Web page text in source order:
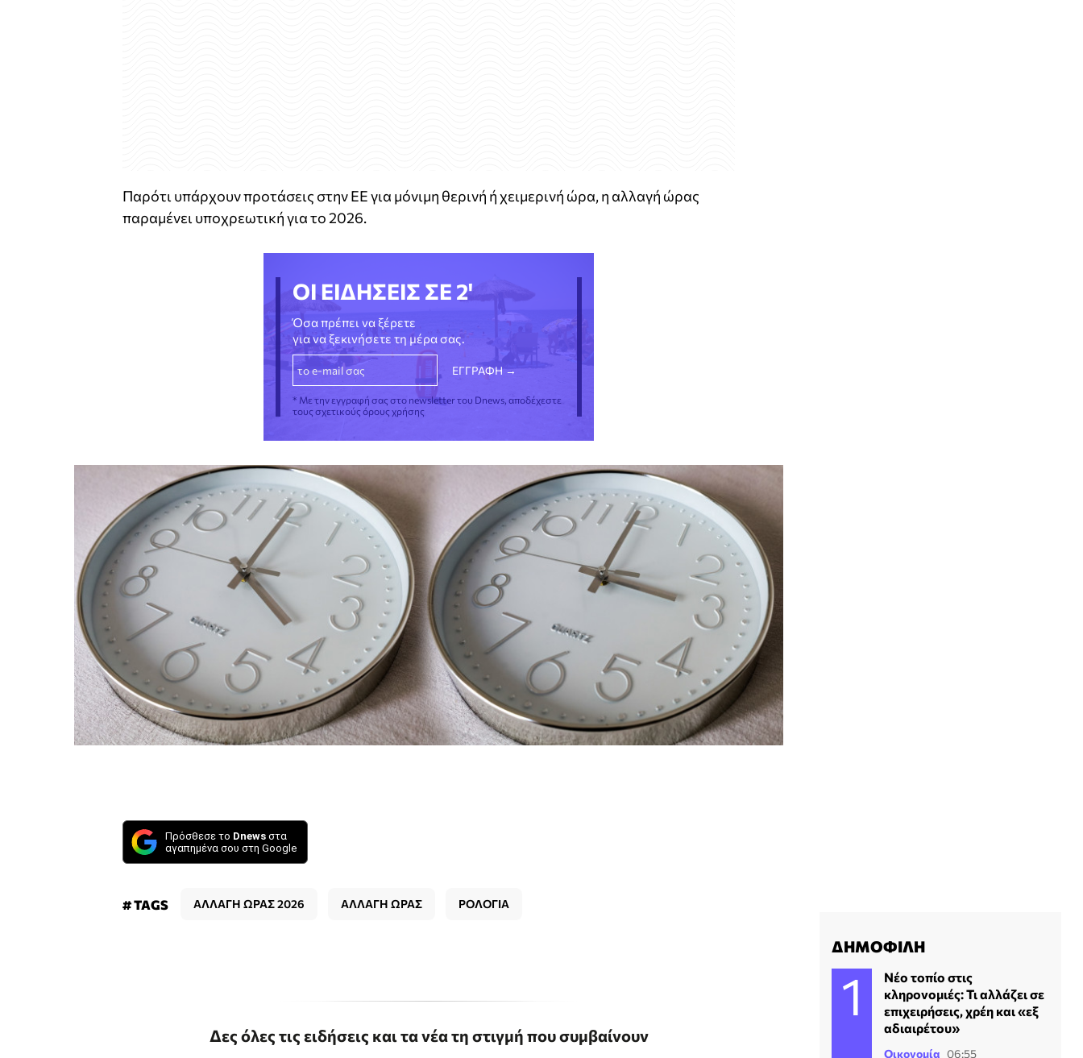
Παρότι υπάρχουν προτάσεις στην ΕΕ για μόνιμη θερινή ή χειμερινή ώρα, η αλλαγή ώρας
παραμένει υποχρεωτική για το 2026.
ΟΙ ΕΙΔΗΣΕΙΣ ΣΕ 2'
Όσα πρέπει να ξέρετε
για να ξεκινήσετε τη μέρα σας.
* Με την εγγραφή σας στο newsletter του Dnews, αποδέχεστε
τους σχετικούς όρους χρήσης
Πρόσθεσε το Dnews στα
αγαπημένα σου στη Google
# TAGS ΑΛΛΑΓΗ ΩΡΑΣ 2026 ΑΛΛΑΓΗ ΩΡΑΣ ΡΟΛΟΓΙΑ
Δες όλες τις ειδήσεις και τα νέα τη στιγμή που συμβαίνουν
ΔΗΜΟΦΙΛΗ
Νέο τοπίο στις
κληρονομιές: Τι αλλάζει σε
επιχειρήσεις, χρέη και «εξ
αδιαιρέτου»
Οικονομία 06:55